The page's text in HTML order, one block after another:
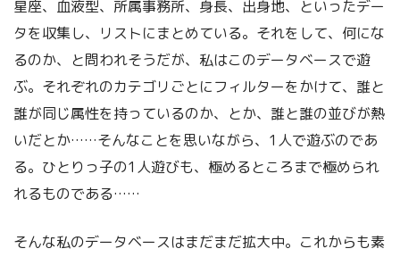
星座、血液型、所属事務所、身長、出身地、といったデー
タを収集し、リストにまとめている。それをして、何にな
るのか、と問われそうだが、私はこのデータベースで遊
ぶ。それぞれのカテゴリごとにフィルターをかけて、誰と
誰が同じ属性を持っているのか、とか、誰と誰の並びが熱
いだとか……そんなことを思いながら、1人で遊ぶのであ
る。ひとりっ子の1人遊びも、極めるところまで極められ
れるものである……
そんな私のデータベースはまだまだ拡大中。これからも素